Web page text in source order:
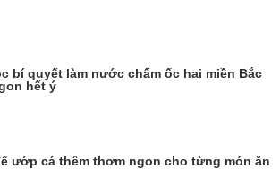
bí quyết làm nước chấm ốc hai miền Bắc
hết ý
ướp cá thêm thơm ngon cho từng món ăn